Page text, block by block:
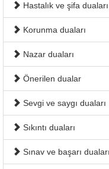
Hastalık ve şifa duaları
Korunma duaları
Nazar duaları
Önerilen dualar
Sevgi ve saygı duaları
Sıkıntı duaları
Sınav ve başarı duaları